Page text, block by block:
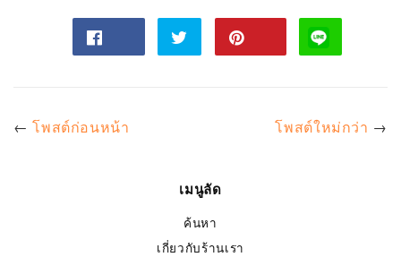
ไป
ตไป
on
←โพสต์ก่อนหน้า โพสต์ใหม่กว่า →
เมนูลัด
ค้นหา
เกี่ยวกับร้านเรา